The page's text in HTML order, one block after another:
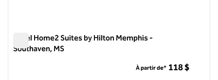
Hôtel Home2 Suites by Hilton Memphis -
Southaven, MS
À partir de* 118 $